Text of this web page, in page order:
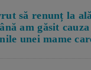
să renunț la
am găsit
unei mame